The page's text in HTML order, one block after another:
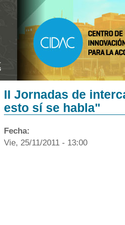
II Jornadas de
esto sí se habla"
Fecha:
Vie, 25/11/2011 - 13:00